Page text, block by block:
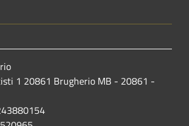
1 20861 Brugherio MB - 20861 -